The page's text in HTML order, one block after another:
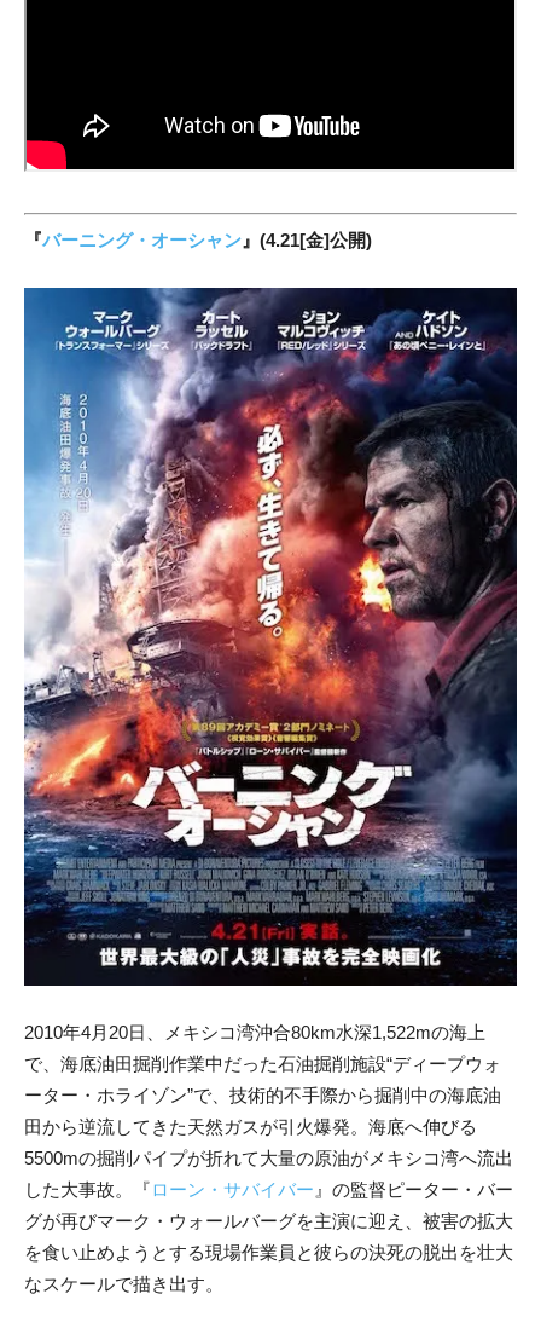
『バーニング・オーシャン 』(4.21[金]公開)
2010年4月20日、メキシコ湾沖合80km水深1,522mの海上
で、海底油田掘削作業中だった石油掘削施設“ディープウォ
ーター・ホライゾン”で、技術的不手際から掘削中の海底油
田から逆流してきた天然ガスが引火爆発。海底へ伸びる
5500mの掘削パイプが折れて大量の原油がメキシコ湾へ流出
した大事故。『ローン・サバイバー 』の監督ピーター・バー
グが再びマーク・ウォールバーグを主演に迎え、被害の拡大
を食い止めようとする現場作業員と彼らの決死の脱出を壮大
なスケールで描き出す。